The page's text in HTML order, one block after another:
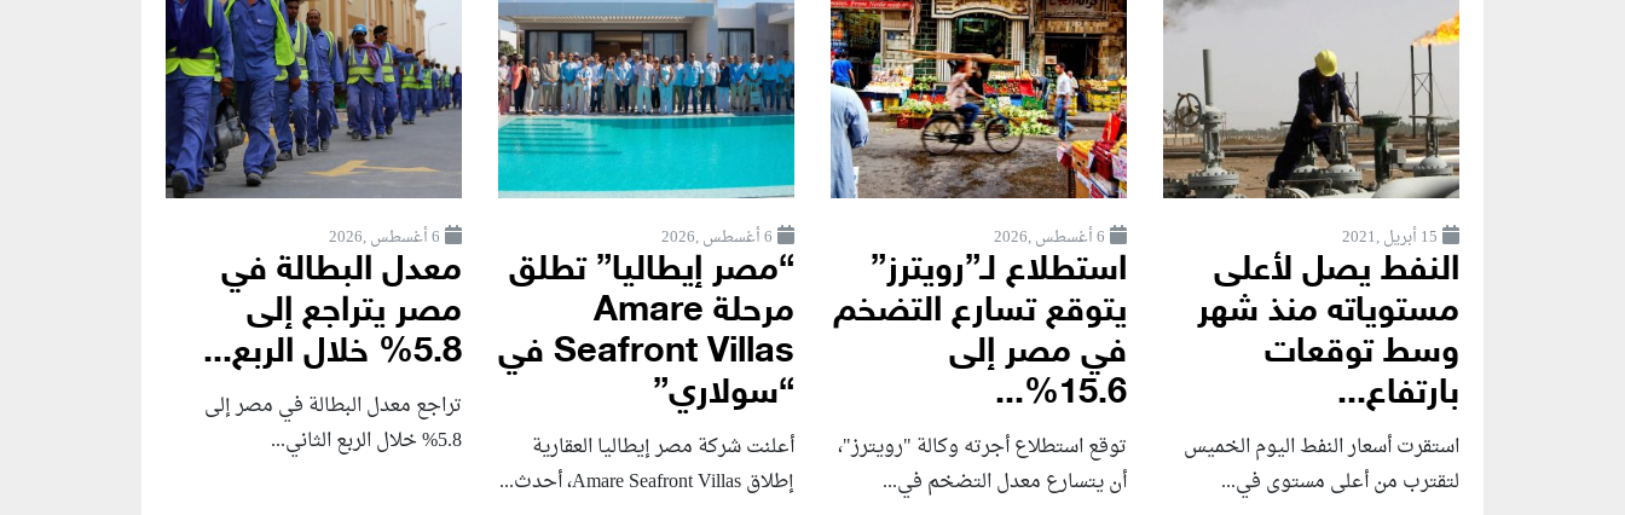
15 أبريل ,2021
النفط يصل لأعلى
مستوياته منذ شهر
وسط توقعات
بارتفاع...
استقرت أسعار النفط اليوم الخميس
لتقترب من أعلى مستوى في...
6 أغسطس ,2026
استطلاع لـ”رويترز”
يتوقع تسارع التضخم
في مصر إلى
15.6%...
توقع استطلاع أجرته وكالة "رويترز"،
أن يتسارع ‌معدل التضخم في...
6 أغسطس ,2026
“مصر إيطاليا” تطلق
مرحلة Amare
Seafront Villas في
“سولاري”
أعلنت شركة مصر إيطاليا العقارية
إطلاق Amare Seafront Villas، أحدث...
6 أغسطس ,2026
معدل البطالة في
مصر يتراجع إلى
5.8% خلال الربع...
تراجع معدل البطالة في مصر إلى
5.8% خلال الربع الثاني...